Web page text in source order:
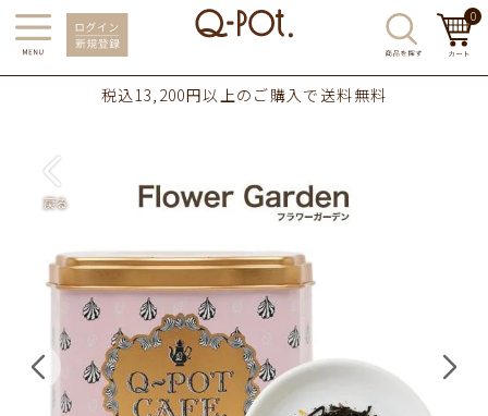
0
税込13,200円以上のご購入で送料無料